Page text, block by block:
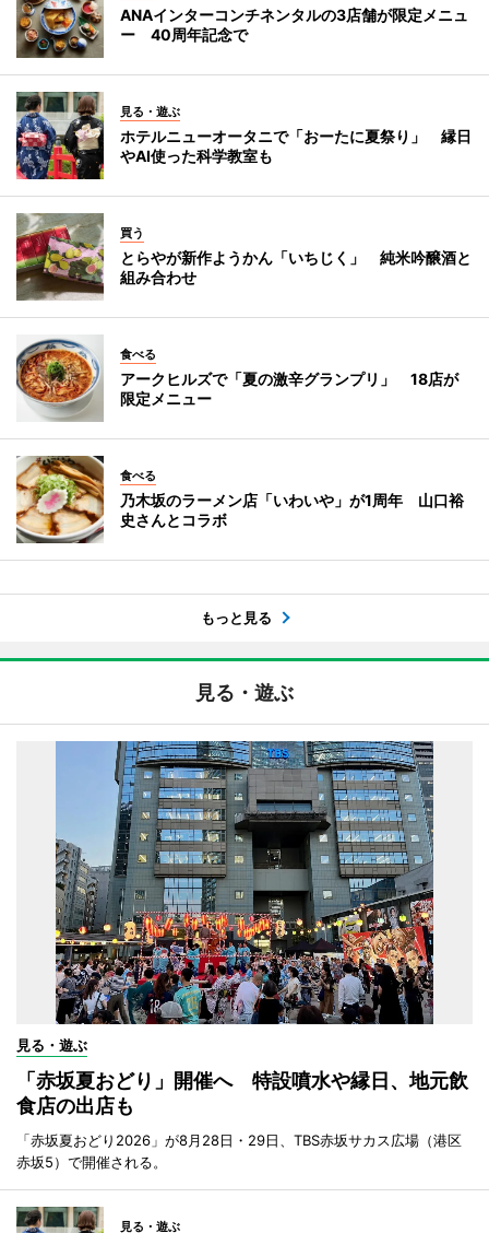
ANAインターコンチネンタルの3店舗が限定メニュ
ー 40周年記念で
見る・遊ぶ
ホテルニューオータニで「おーたに夏祭り」 縁日
やAI使った科学教室も
買う
とらやが新作ようかん「いちじく」 純米吟醸酒と
組み合わせ
食べる
アークヒルズで「夏の激辛グランプリ」 18店が
限定メニュー
食べる
乃木坂のラーメン店「いわいや」が1周年 山口裕
史さんとコラボ
もっと見る
見る・遊ぶ
見る・遊ぶ
「赤坂夏おどり」開催へ 特設噴水や縁日、地元飲
食店の出店も
「赤坂夏おどり2026」が8月28日・29日、TBS赤坂サカス広場（港区
赤坂5）で開催される。
見る・遊ぶ